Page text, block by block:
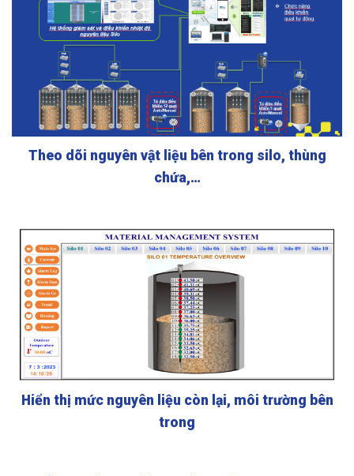
Theo dõi nguyên vật liệu bên trong silo, thùng
chứa,…
Hiển thị mức nguyên liệu còn lại, môi trường bên
trong